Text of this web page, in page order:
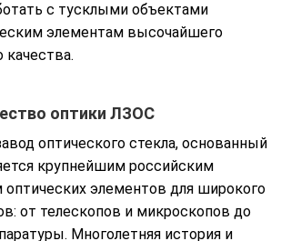
с тусклыми объектами
элементам высочайшего
оптики ЛЗОС
оптического стекла, основанный
крупнейшим российским
оптических элементов для широкого
от телескопов и микроскопов до
Многолетняя история и